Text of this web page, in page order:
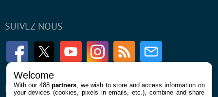
SUIVEZ-NOUS
FacebookTwitter Youtube InstagramRSS Newsletter
ENTREPRISE À PROPOS
Welcome
With our 488partners , we wish to store and access information on
your devices (cookies, pixels in emails, etc.), combine and share